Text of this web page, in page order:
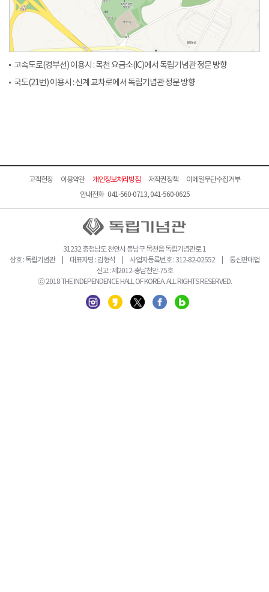
고속도로(경부선) 이용시 : 목천 요금소(IC)에서 독립기념관 정문 방향
국도(21번) 이용시 : 신계 교차로에서 독립기념관 정문 방향
고객헌장 이용약관 개인정보처리방침 저작권정책
이메일무단수집거부
안내전화 041-560-0713, 041-560-0625
31232 충청남도 천안시 동남구 목천읍 독립기념관로 1
상호 : 독립기념관 | 대표자명 : 김형석 | 사업자등록번호 : 312-82-02552 | 통신판매업
신고 : 제2012-충남천안-75호
ⓒ 2018 THE INDEPENDENCE HALL OF KOREA. ALL RIGHTS RESERVED.